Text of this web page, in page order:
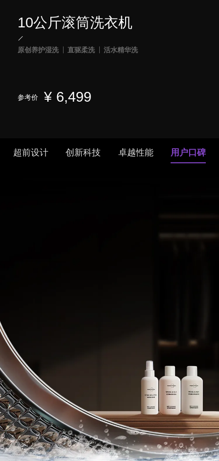
10公斤滚筒洗衣机
原创养护湿洗 直驱柔洗 活水精华洗
参考价 ¥ 6,499
超前设计 创新科技 卓越性能 用户口碑